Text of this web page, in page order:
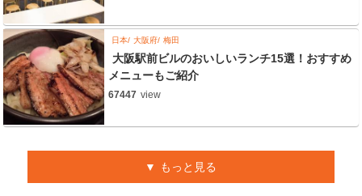
日本 大阪府 梅田
大阪駅前ビルのおいしいランチ15選！おすすめ
メニューもご紹介
67447 view
もっと見る